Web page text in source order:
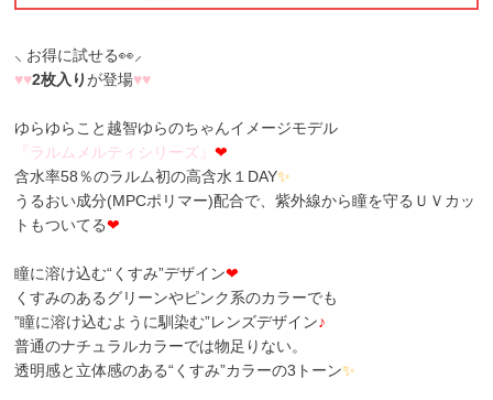
⸜ お得に試せる👀⸝
♥♥2枚入りが登場♥♥
ゆらゆらこと越智ゆらのちゃんイメージモデル
ラ ルム メ ルテ ィ シ リ ー ズ
❤
含水率58％のラルム初の高含水１DAY✨
うるおい成分(MPCポリマー)配合で、紫外線から瞳を守るＵＶカッ
トもついてる❤
瞳に溶け込む“くすみ”デザイン❤
くすみのあるグリーンやピンク系のカラーでも
”瞳に溶け込むように馴染む”レンズデザイン♪
普通のナチュラルカラーでは物足りない。
透明感と立体感のある“くすみ”カラーの3トーン✨